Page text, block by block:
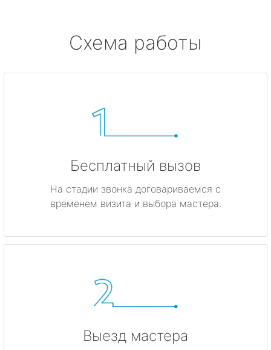
Схема работы
Бесплатный вызов
На стадии звонка договариваемся с
временем визита и выбора мастера.
Выезд мастера